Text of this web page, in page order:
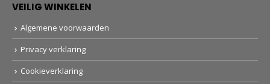
VEILIG WINKELEN
Algemene voorwaarden
Privacy verklaring
Cookieverklaring